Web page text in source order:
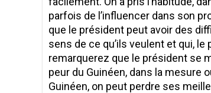
parfois de l’influencer dans son
que le président peut avoir des
sens de ce qu’ils veulent et qui, le
remarquerez que le président se
peur du Guinéen, dans la mesure
Guinéen, on peut perdre ses